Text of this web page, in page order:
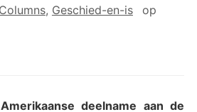
Columns, Geschied-en-is op
deelname aan de